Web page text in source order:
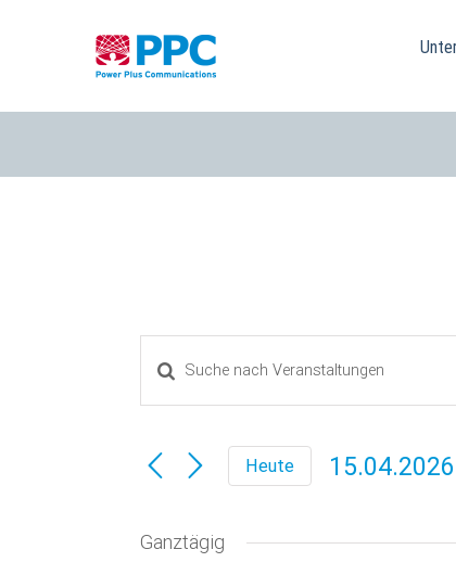
Veranstaltungen
Suche
Ansichten,
Geben
Schlüsselwort.
Suche
Schlüsselwort.
Heute
15.04.2026
wählen.
Ganztägig